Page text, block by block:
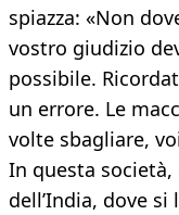
spiazza: «Non
vostro giudizio
possibile.
un errore. Le
volte sbagliare,
In questa
dell’India, dove